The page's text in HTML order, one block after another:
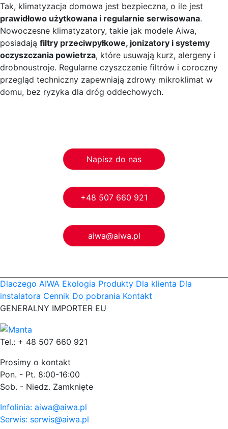
Tak, klimatyzacja domowa jest bezpieczna, o ile jest
prawidłowo użytkowana i regularnie serwisowana.
Nowoczesne klimatyzatory, takie jak modele Aiwa,
posiadają filtry przeciwpyłkowe, jonizatory i systemy
oczyszczania powietrza, które usuwają kurz, alergeny i
drobnoustroje. Regularne czyszczenie filtrów i coroczny
przegląd techniczny zapewniają zdrowy mikroklimat w
domu, bez ryzyka dla dróg oddechowych.
Napisz do nas
+48 507 660 921
aiwa@aiwa.pl
Dlaczego AIWA Ekologia Produkty Dla klienta Dla
instalatora Cennik Do pobrania Kontakt
GENERALNY IMPORTER EU
Tel.: + 48 507 660 921
Prosimy o kontakt
Pon. - Pt. 8:00-16:00
Sob. - Niedz. Zamknięte
Infolinia: aiwa@aiwa.pl
Serwis: serwis@aiwa.pl